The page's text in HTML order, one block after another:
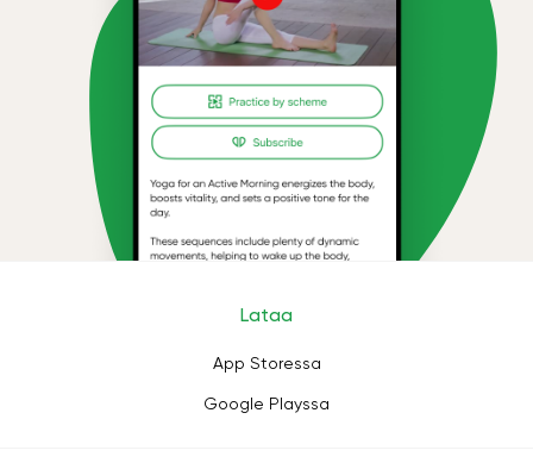
Lataa
App Storessa
Google Playssa